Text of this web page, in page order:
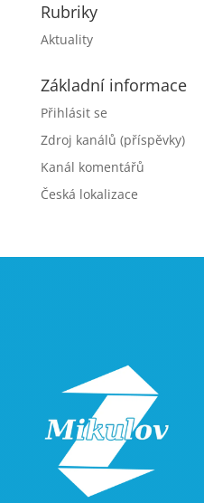
Rubriky
Aktuality
Základní informace
Přihlásit se
Zdroj kanálů (příspěvky)
Kanál komentářů
Česká lokalizace